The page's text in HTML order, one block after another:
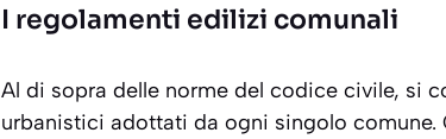
I regolamenti edilizi comunali
Al di sopra delle norme del codice civile, si
urbanistici adottati da ogni singolo